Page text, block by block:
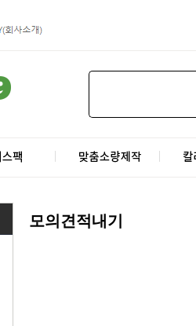
모의견적내기